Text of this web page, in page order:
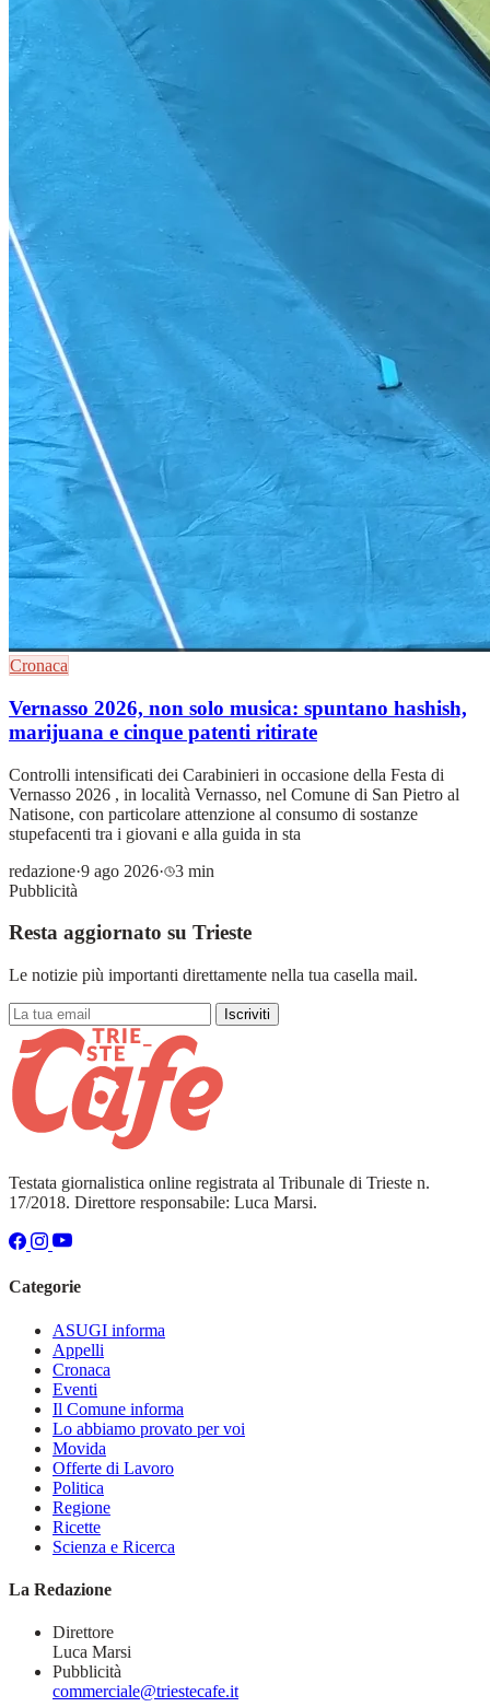
Cronaca
Vernasso 2026, non solo musica: spuntano hashish,
marijuana e cinque patenti ritirate
Controlli intensificati dei Carabinieri in occasione della Festa di
Vernasso 2026 , in località Vernasso, nel Comune di San Pietro al
Natisone, con particolare attenzione al consumo di sostanze
stupefacenti tra i giovani e alla guida in sta
redazione·9 ago 2026·
3 min
Pubblicità
Resta aggiornato su Trieste
Le notizie più importanti direttamente nella tua casella mail.
Iscriviti
Testata giornalistica online registrata al Tribunale di Trieste n.
17/2018. Direttore responsabile: Luca Marsi.
Categorie
ASUGI informa
Appelli
Cronaca
Eventi
Il Comune informa
Lo abbiamo provato per voi
Movida
Offerte di Lavoro
Politica
Regione
Ricette
Scienza e Ricerca
La Redazione
Direttore
Luca Marsi
Pubblicità
commerciale@triestecafe.it